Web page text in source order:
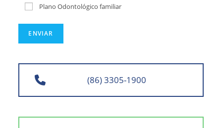
Plano Odontológico familiar
(86) 3305-1900